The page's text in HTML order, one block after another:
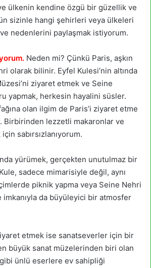
ülkenin kendine özgü bir güzellik ve
sizinle hangi şehirleri veya ülkeleri
nedenlerini paylaşmak istiyorum.
Neden mi? Çünkü Paris, aşkın
olarak bilinir. Eyfel Kulesi’nin altında
ziyaret etmek ve Seine
yapmak, herkesin hayalini süsler.
olan ilgim de Paris’i ziyaret etme
Birbirinden lezzetli makaronlar ve
sabırsızlanıyorum.
yürümek, gerçekten unutulmaz bir
sadece mimarisiyle değil, aynı
piknik yapma veya Seine Nehri
imkanıyla da büyüleyici bir atmosfer
etmek ise sanatseverler için bir
büyük sanat müzelerinden biri olan
ünlü eserlere ev sahipliği